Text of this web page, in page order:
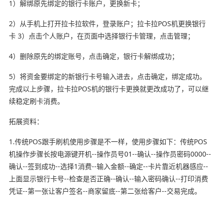
1）解绑原先绑定的银行卡账户，更换新卡；
2）从手机上打开拉卡拉软件，登录账户；拉卡拉POS机更换银行
卡 3）点击个人账户，在页面中选择银行卡管理，点击管理；
4）删除原先的绑定账号，点击确定，银行卡解绑成功；
5）将资金要绑定的新银行卡号输入进去，点击确定，绑定成功。
完成以上步骤，拉卡拉POS机的银行卡更换就更改成功了，可以继
续稳定刷卡消费。
拓展资料：
1.传统POS跟手刷机使用步骤是不一样，使用步骤如下：传统POS
机操作步骤长按电源键开机--操作员号01--确认--操作员密码0000--
确认--签到成功--选择1消费--输入金额--确定--卡片靠近机器感应--
上面显示银行卡号--检查是否正确--确认--输入密码确认--打印消费
凭证--第一张让客户签名--商家留底--第二张给客户--交易完成。